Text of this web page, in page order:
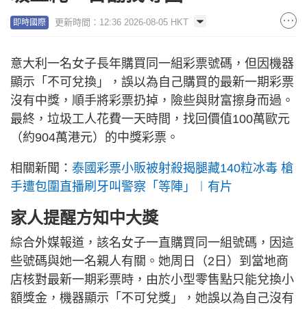
即時國際 更新時間：12:36 2026-08-05 HKT
意大利一名女子長年購買同一組彩票號碼，但因機器
顯示「不可兌換」，誤以為自己購買的最新一期彩票
沒有中獎，順手將彩票扔掉，險些與財富擦身而過。
最終，垃圾工人花費一天時間，找回價值100萬歐元
（約904萬港元）的中獎彩票。
相關新聞： 泰國彩票小販被射殺揭腿藏140粒冰毒 槍
手遭包圍直播刷牙叫警察「等陣」︱有片
家人提醒方知中大獎
綜合外媒報道，該名女子一直購買同一組號碼，因這
些號碼與她一名親人有關。她周日（2日）到當地商
店核對最新一期彩票時，由於小型零售點只能兌換小
額獎金，機器顯示「不可兌獎」，她誤以為自己沒有